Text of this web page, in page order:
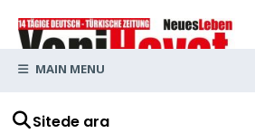
Sitede ara
MAIN MENU